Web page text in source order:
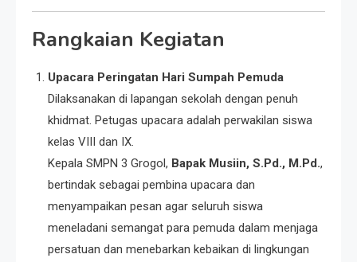
Rangkaian Kegiatan
Upacara Peringatan Hari Sumpah Pemuda
Dilaksanakan di lapangan sekolah dengan penuh
khidmat. Petugas upacara adalah perwakilan siswa
kelas VIII dan IX.
Kepala SMPN 3 Grogol, Bapak Musiin, S.Pd., M.Pd.,
bertindak sebagai pembina upacara dan
menyampaikan pesan agar seluruh siswa
meneladani semangat para pemuda dalam menjaga
persatuan dan menebarkan kebaikan di lingkungan